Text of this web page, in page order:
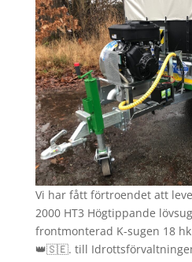
Vi har fått förtroendet att
2000 HT3 Högtippande
frontmonterad K-sugen 18
👑🇸🇪. till